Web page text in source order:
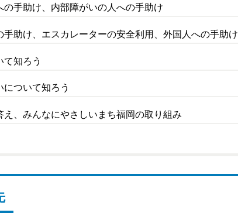
手助け、内部障がいの人への手助け
助け、エスカレーターの安全利用、外国人への手助け
知ろう
ついて知ろう
、みんなにやさしいまち福岡の取り組み